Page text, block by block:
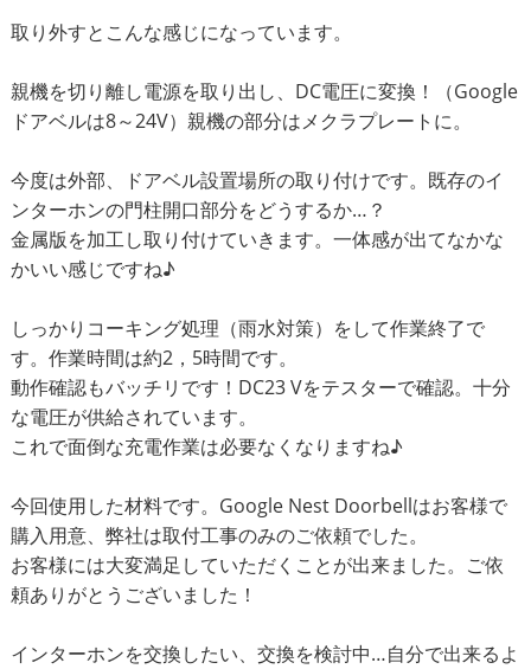
取り外すとこんな感じになっています。
親機を切り離し電源を取り出し、DC電圧に変換！（Google
ドアベルは8～24V）親機の部分はメクラプレートに。
今度は外部、ドアベル設置場所の取り付けです。既存のイ
ンターホンの門柱開口部分をどうするか…？
金属版を加工し取り付けていきます。一体感が出てなかな
かいい感じですね♪
しっかりコーキング処理（雨水対策）をして作業終了で
す。作業時間は約2，5時間です。
動作確認もバッチリです！DC23 Vをテスターで確認。十分
な電圧が供給されています。
これで面倒な充電作業は必要なくなりますね♪
今回使用した材料です。Google Nest Doorbellはお客様で
購入用意、弊社は取付工事のみのご依頼でした。
お客様には大変満足していただくことが出来ました。ご依
頼ありがとうございました！
インターホンを交換したい、交換を検討中…自分で出来るよ